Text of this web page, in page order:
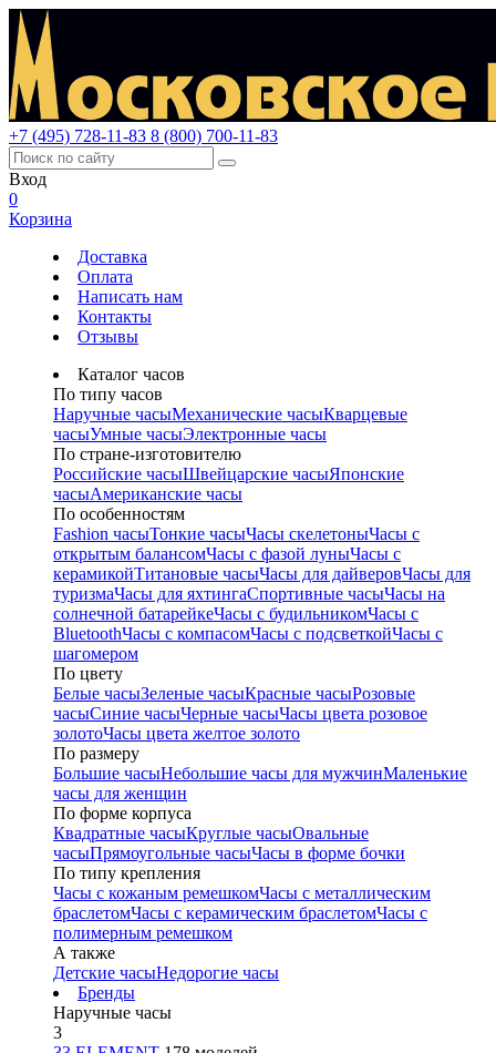
+7 (495) 728-11-83 8 (800) 700-11-83
Вход
0
Корзина
Доставка
Оплата
Написать нам
Контакты
Отзывы
Каталог часов
По типу часов
Наручные часыМеханические часыКварцевые
часыУмные часыЭлектронные часы
По стране-изготовителю
Российские часыШвейцарские часыЯпонские
часыАмериканские часы
По особенностям
Fashion часыТонкие часыЧасы скелетоныЧасы с
открытым балансомЧасы с фазой луныЧасы с
керамикойТитановые часыЧасы для дайверовЧасы для
туризмаЧасы для яхтингаСпортивные часыЧасы на
солнечной батарейкеЧасы с будильникомЧасы с
BluetoothЧасы с компасомЧасы с подсветкойЧасы с
шагомером
По цвету
Белые часыЗеленые часыКрасные часыРозовые
часыСиние часыЧерные часыЧасы цвета розовое
золотоЧасы цвета желтое золото
По размеру
Большие часыНебольшие часы для мужчинМаленькие
часы для женщин
По форме корпуса
Квадратные часыКруглые часыОвальные
часыПрямоугольные часыЧасы в форме бочки
По типу крепления
Часы с кожаным ремешкомЧасы с металлическим
браслетомЧасы с керамическим браслетомЧасы с
полимерным ремешком
А также
Детские часыНедорогие часы
Бренды
Наручные часы
3